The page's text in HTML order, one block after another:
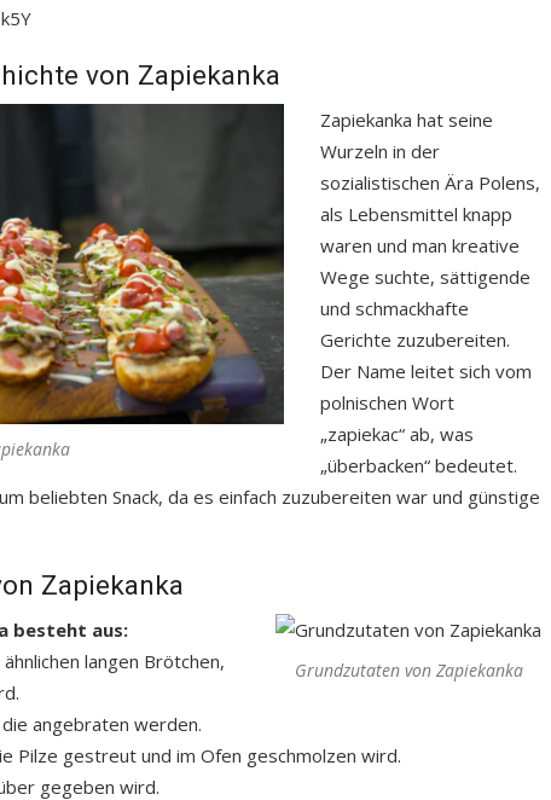
von Zapiekanka
Zapiekanka hat seine
Wurzeln in der
sozialistischen Ära Polens,
als Lebensmittel knapp
waren und man kreative
Wege suchte, sättigende
und schmackhafte
Gerichte zuzubereiten.
Der Name leitet sich vom
polnischen Wort
„zapiekac“ ab, was
„überbacken“ bedeutet.
beliebten Snack, da es einfach zuzubereiten war und günstige
Zapiekanka
Grundzutaten von Zapiekanka
besteht aus:
langen Brötchen,
angebraten werden.
Pilze gestreut und im Ofen geschmolzen wird.
gegeben wird.